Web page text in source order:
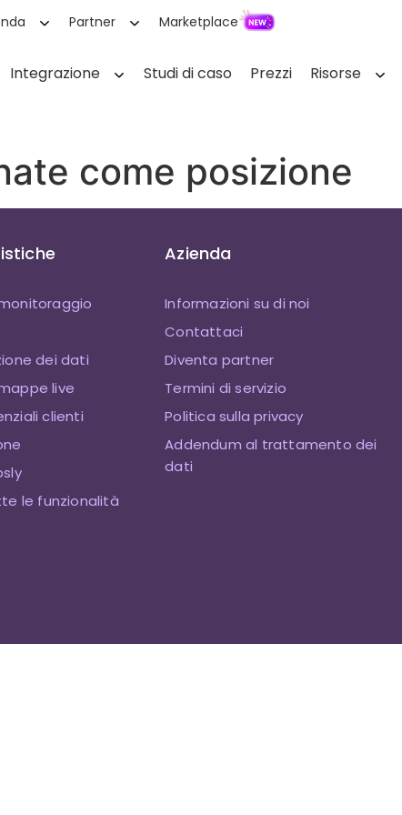
Partner Marketplace
Integrazione Studi di caso Prezzi Risorse
come posizione
dei dati
live
clienti
le funzionalità
Azienda
Informazioni su di noi
Contattaci
Diventa partner
Termini di servizio
Politica sulla privacy
Addendum al trattamento dei
dati